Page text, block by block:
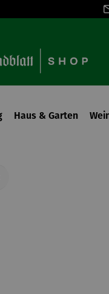
springen
Haus & Garten